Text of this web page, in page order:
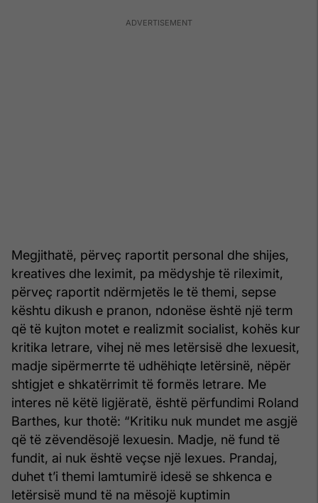
Megjithatë, përveç raportit personal dhe shijes,
kreatives dhe leximit, pa mëdyshje të rileximit,
përveç raportit ndërmjetës le të themi, sepse
kështu dikush e pranon, ndonëse është një term
që të kujton motet e realizmit socialist, kohës kur
kritika letrare, vihej në mes letërsisë dhe lexuesit,
madje sipërmerrte të udhëhiqte letërsinë, nëpër
shtigjet e shkatërrimit të formës letrare. Me
interes në këtë ligjëratë, është përfundimi Roland
Barthes, kur thotë: “Kritiku nuk mundet me asgjë
që të zëvendësojë lexuesin. Madje, në fund të
fundit, ai nuk është veçse një lexues. Prandaj,
duhet t’i themi lamtumirë idesë se shkenca e
letërsisë mund të na mësojë kuptimin